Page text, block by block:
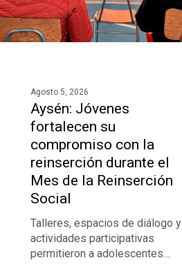
Agosto 5, 2026
Aysén: Jóvenes
fortalecen su
compromiso con la
reinserción durante el
Mes de la Reinserción
Social
Talleres, espacios de diálogo y
actividades participativas
permitieron a adolescentes…